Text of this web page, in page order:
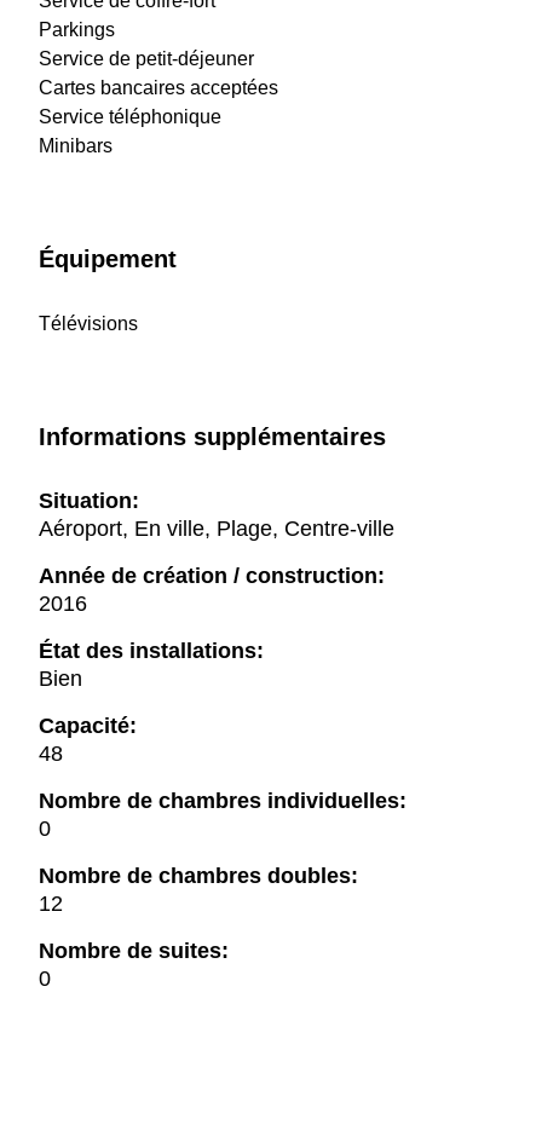
Parkings
Service de petit-déjeuner
Cartes bancaires acceptées
Service téléphonique
Minibars
Équipement
Télévisions
Informations supplémentaires
Situation:
Aéroport, En ville, Plage, Centre-ville
Année de création / construction:
2016
État des installations:
Bien
Capacité:
48
Nombre de chambres individuelles:
0
Nombre de chambres doubles:
12
Nombre de suites:
0